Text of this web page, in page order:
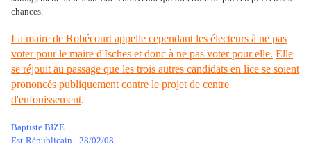
chances.
La maire de Robécourt appelle cependant les électeurs à ne pas
voter pour le maire d'Isches et donc à ne pas voter pourelle. Elle
se réjouit au passage que les trois autres candidats en lice se soient
prononcés publiquement contre le projet de centre
d'enfouissement.
Baptiste BIZE
Est-Républicain - 28/02/08